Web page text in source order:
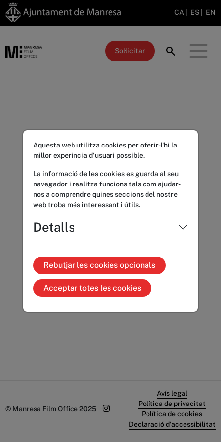
Aquesta web utilitza cookies per oferir-l'hi la
millor experincia d'usuari possible.
La informació de les cookies es guarda al seu
navegador i realitza funcions tals com ajudar-
nos a comprendre quines seccions del nostre
web troba més interessant i útils.
Detalls
Rebutjar les cookies opcionals
Acceptar totes les cookies
CA | ES| EN
Sol·licitar search
© Manresa Film Office 2025
Avís legal
Política de privacitat
Política de cookies
Declaració d'accessibilitat